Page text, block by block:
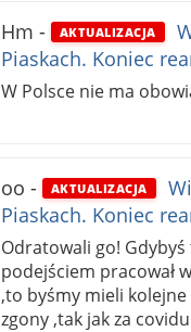
Hm - AKTUALIZACJA
Piaskach. Koniec
W Polsce nie ma
oo - AKTUALIZACJA
Piaskach. Koniec
Odratowali go! Gdybyś
podejściem pracował
,to byśmy mieli
zgony ,tak jak za